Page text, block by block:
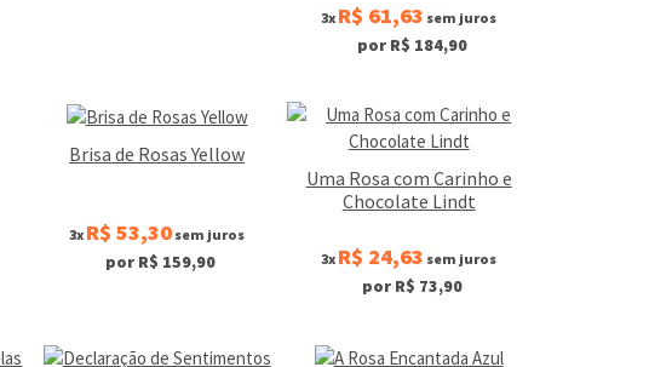
3x R$ 61,63 sem juros
por R$ 184,90
Brisa de Rosas Yellow
3x R$ 53,30 sem juros
por R$ 159,90
Uma Rosa com Carinho e
Chocolate Lindt
3x R$ 24,63 sem juros
por R$ 73,90